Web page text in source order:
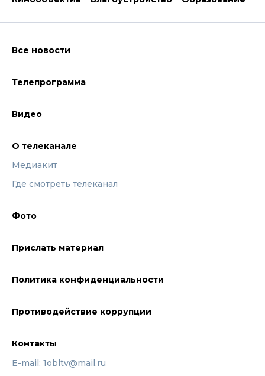
Все новости
Телепрограмма
Видео
О телеканале
Медиакит
Где смотреть телеканал
Фото
Прислать материал
Политика конфиденциальности
Противодействие коррупции
Контакты
E-mail: 1obltv@mail.ru